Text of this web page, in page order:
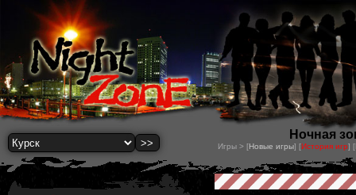
Ночная
Игры > [Новые игры] [История игр] [